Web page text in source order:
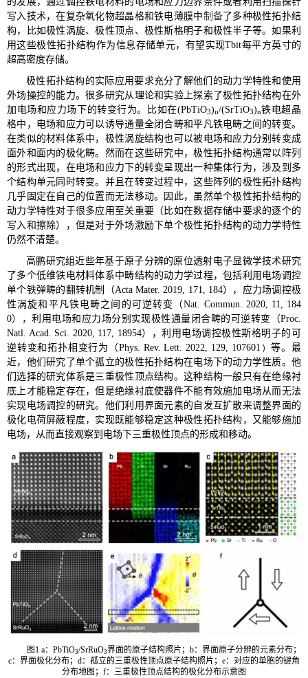
写入技术，在复杂氧化物超晶格和铁电薄膜中制备了多种极性拓扑结
构，比如极性涡旋、极性顶点、极性斯格明子和极性半子等。如果利
用这些极性拓扑结构作为信息存储单元，有望实现Tbit每平方英寸的
超高密度存储。
极性拓扑结构的实际应用要求充分了解他们的动力学特性和使用
外场操控的能力。很多研究从理论和实验上探索了极性拓扑结构在外
加电场和应力场下的转变行为。比如在(PbTiO3)n/(SrTiO3)n铁电超晶
格中，电场和应力可以诱导通量全闭合畴和平凡铁电畴之间的转变。
在类似的材料体系中，极性涡旋结构也可以被电场和应力分别转变成
面外和面内的极化畴。然而在这些研究中，极性拓扑结构通常以阵列
的形式出现，在电场和应力下的转变呈现出一种集体行为，涉及到多
个结构单元同时转变。并且在转变过程中，这些阵列的极性拓扑结构
几乎固定在自己的位置而无法移动。因此，虽然单个极性拓扑结构的
动力学特性对于很多应用至关重要（比如在数据存储中要求的逐个的
写入和擦除），但是对于外场激励下单个极性拓扑结构的动力学特性
仍然不清楚。
高鹏研究组近些年基于原子分辨的原位透射电子显微学技术研究
了多个低维铁电材料体系中畴结构的动力学过程，包括利用电场调控
单个铁弹畴的翻转机制（Acta Mater. 2019, 171, 184），应力场调控极
性涡旋和平凡铁电畴之间的可逆转变（Nat. Commun. 2020, 11, 184
0），利用电场和应力场分别实现极性通量闭合畴的可逆转变（Proc.
Natl. Acad. Sci. 2020, 117, 18954），利用电场调控极性斯格明子的可
逆转变和拓扑相变行为（Phys. Rev. Lett. 2022, 129, 107601）等。最
近，他们研究了单个孤立的极性拓扑结构在电场下的动力学性质。他
们选择的研究体系是三重极性顶点结构。这种结构一般只有在绝缘衬
底上才能稳定存在，但是绝缘衬底使器件不能有效施加电场从而无法
实现电场调控的研究。他们利用界面元素的自发互扩散来调整界面的
极化电荷屏蔽程度，实现既能够稳定这种极性拓扑结构，又能够施加
电场，从而直接观察到电场下三重极性顶点的形成和移动。
图1 a：PbTiO3/SrRuO3界面的原子结构照片；b：界面原子分辨的元素分布；
c：界面极化分布；d：孤立的三重极性顶点原子结构照片；e：对应的单胞的键角
分布地图；f：三重极性顶点结构的极化分布示意图